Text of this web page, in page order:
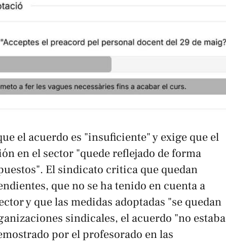
el acuerdo es "insuficiente" y exige que el
en el sector "quede reflejado de forma
El sindicato critica que quedan
que no se ha tenido en cuenta a
y que las medidas adoptadas "se quedan
sindicales, el acuerdo "no estaba
por el profesorado en las